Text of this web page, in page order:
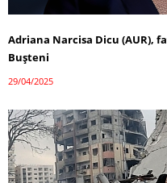
Adriana Narcisa Dicu (AUR),
Bușteni
29/04/2025